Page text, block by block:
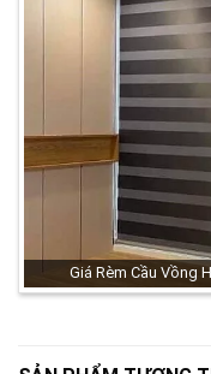
Giá Rèm Cầu Vồng